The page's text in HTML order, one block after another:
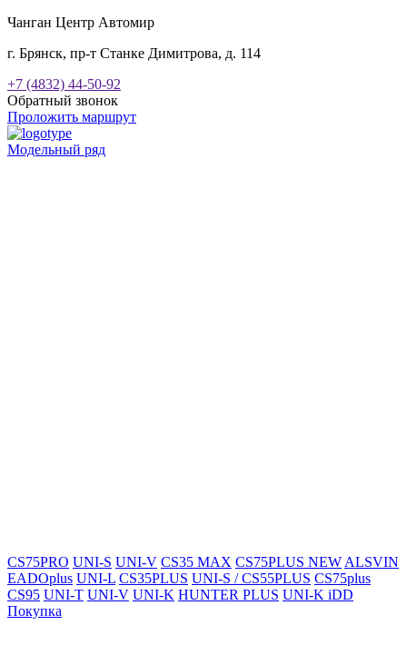
Чанган Центр Автомир
г. Брянск, пр-т Станке Димитрова, д. 114
+7 (4832) 44-50-92
Обратный звонок
Проложить маршрут
Модельный ряд
CS75PRO UNI-S UNI-V CS35 MAX CS75PLUS NEW ALSVIN
EADOplus UNI-L CS35PLUS UNI-S / CS55PLUS CS75plus
CS95 UNI-T UNI-V UNI-K HUNTER PLUS UNI-K iDD
Покупка